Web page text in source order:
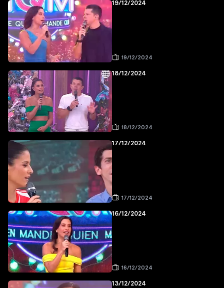
19/12/2024
19/12/2024
18/12/2024
18/12/2024
17/12/2024
17/12/2024
16/12/2024
16/12/2024
13/12/2024